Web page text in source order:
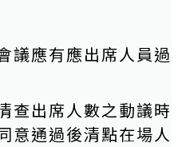
議應有應出席人員過
查出席人數之動議時
意通過後清點在場人